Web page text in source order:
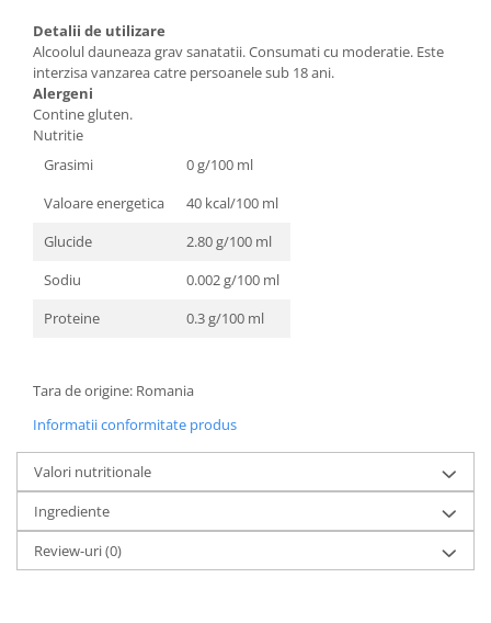
Detalii de utilizare
Alcoolul dauneaza grav sanatatii. Consumati cu moderatie. Este
interzisa vanzarea catre persoanele sub 18 ani.
Alergeni
Contine gluten.
Nutritie
Grasimi
0 g/100 ml
Valoare energetica
40 kcal/100 ml
Glucide
2.80 g/100 ml
Sodiu
0.002 g/100 ml
Proteine
0.3 g/100 ml
Tara de origine: Romania
Informatii conformitate produs
Valori nutritionale
Ingrediente
Review-uri(0)